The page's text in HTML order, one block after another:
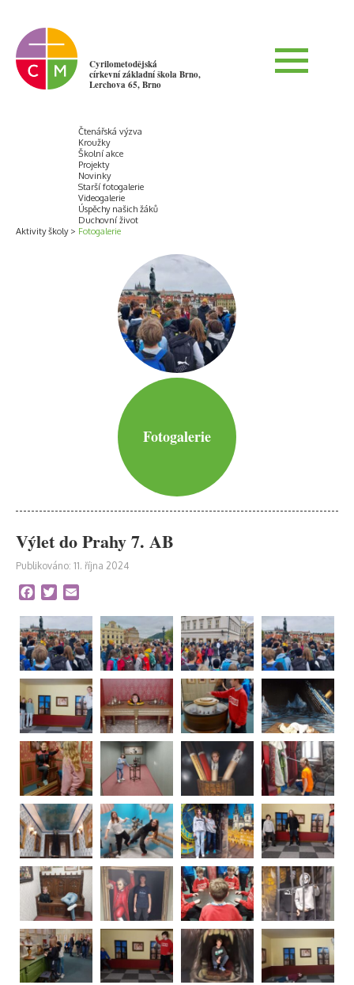
Cyrilometodějská
církevní základní škola Brno,
Lerchova 65, Brno
Aktivity školy
Čtenářská výzva
Kroužky
Školní akce
Projekty
Novinky
Starší fotogalerie
Videogalerie
Úspěchy našich žáků
Duchovní život
Fotogalerie
Fotogalerie
Výlet do Prahy 7. AB
Publikováno: 11. října 2024
Facebook
Twitter